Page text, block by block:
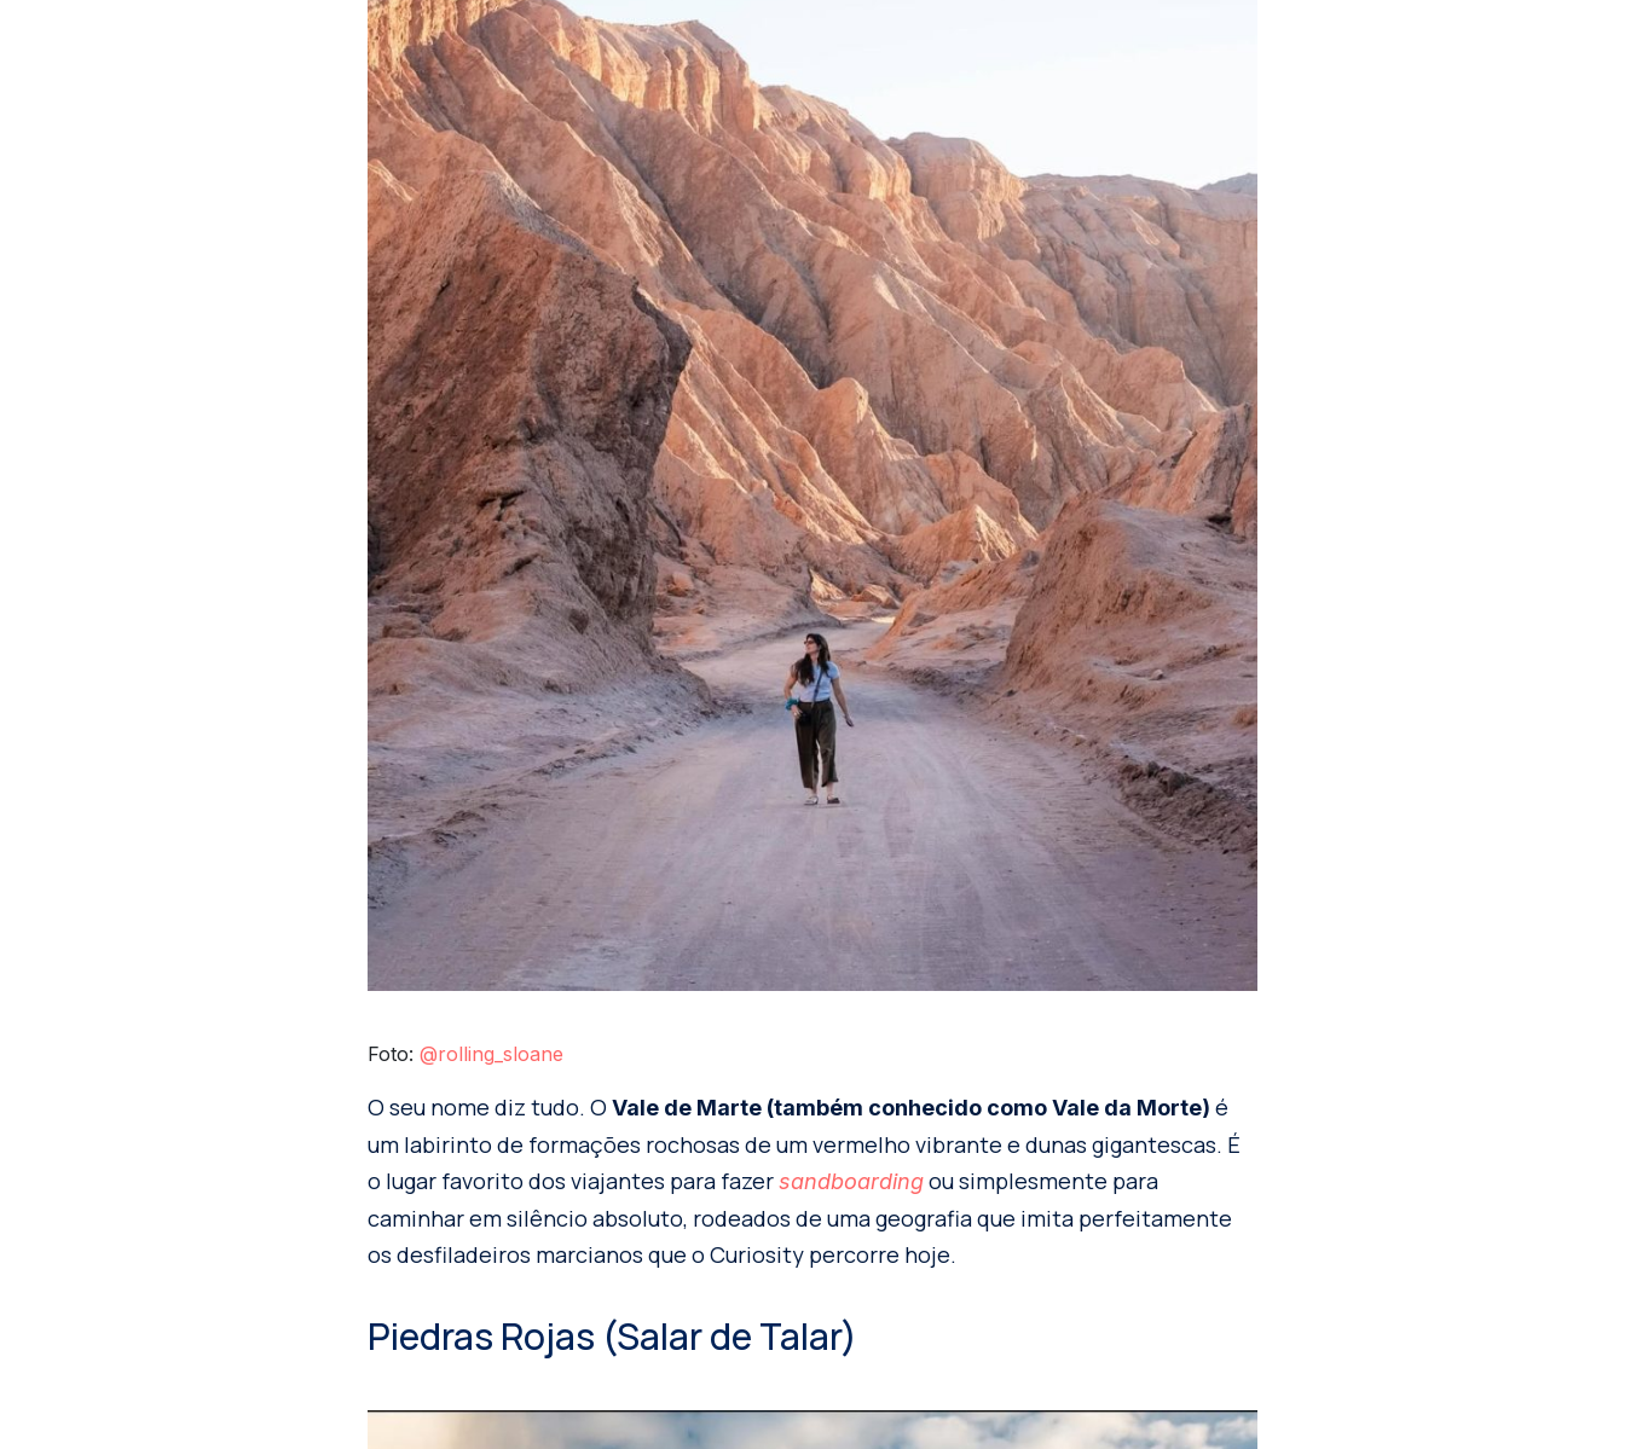
Foto: @rolling_sloane
O seu nome diz tudo. O Vale de Marte (também conhecido como Vale da Morte) é
um labirinto de formações rochosas de um vermelho vibrante e dunas gigantescas. É
o lugar favorito dos viajantes para fazersandboardingou simplesmente para
caminhar em silêncio absoluto, rodeados de uma geografia que imita perfeitamente
os desfiladeiros marcianos que o Curiosity percorre hoje.
Piedras Rojas (Salar de Talar)